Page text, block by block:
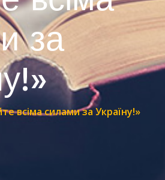
за
всіма силами за Україну!»